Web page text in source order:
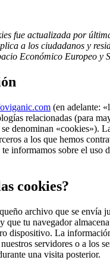
fue actualizada por
a los ciudadanos y
Económico Europeo y
(en adelante:
relacionadas (para
denominan «cookies»).
a los que hemos
informamos sobre el uso
cookies?
archivo que se envía
que tu navegador
dispositivo. La
servidores o a los
una visita posterior.